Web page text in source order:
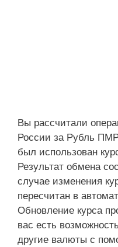
Вы рассчитали
России за Рубль
был использован
Результат обмена
случае изменения
пересчитан в
Обновление курса
вас есть
другие валюты с